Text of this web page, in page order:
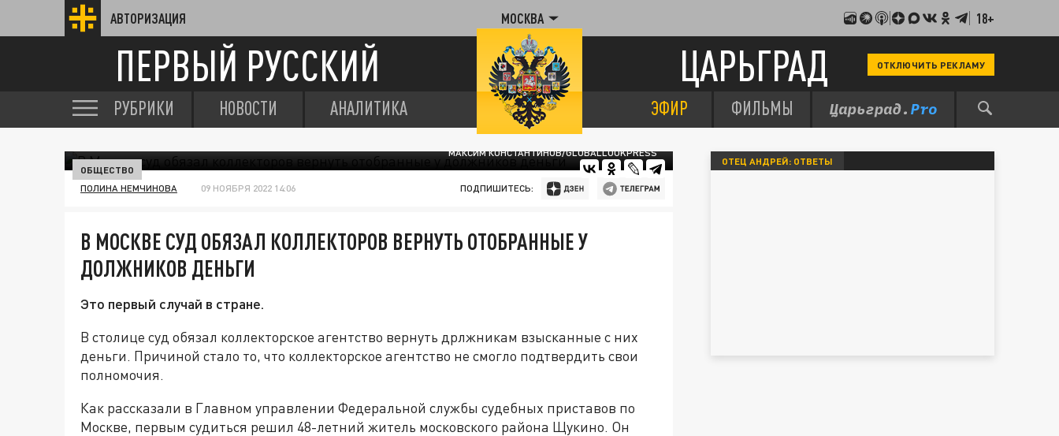
АВТОРИЗАЦИЯ МОСКВА 18+
ПЕРВЫЙ РУССКИЙ ЦАРЬГРАД ОТКЛЮЧИТЬ РЕКЛАМУ
РУБРИКИ НОВОСТИ АНАЛИТИКА ЭФИР ФИЛЬМЫ
МАКСИМ КОНСТАНТИНОВ/GLOBALLOOKPRESS
ОБЩЕСТВО
ПОЛИНА НЕМЧИНОВА 09 НОЯБРЯ 2022 14:06 ПОДПИШИТЕСЬ:
В МОСКВЕ СУД ОБЯЗАЛ КОЛЛЕКТОРОВ ВЕРНУТЬ ОТОБРАННЫЕ У
ДОЛЖНИКОВ ДЕНЬГИ
Это первый случай в стране.
В столице суд обязал коллекторское агентство вернуть дрлжникам взысканные с них
деньги. Причиной стало то, что коллекторское агентство не смогло подтвердить свои
полномочия.
Как рассказали в Главном управлении Федеральной службы судебных приставов по
Москве, первым судиться решил 48-летний житель московского района Щукино. Он
ОТЕЦ АНДРЕЙ: ОТВЕТЫ